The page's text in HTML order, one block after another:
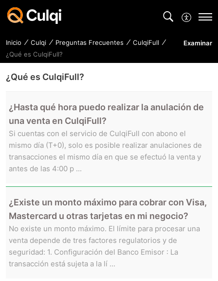
Inicio Culqi Preguntas Frecuentes
CulqiFull
¿Qué es CulqiFull?
Examinar
¿Qué es CulqiFull?
¿Hasta qué hora puedo realizar la anulación de
una venta en CulqiFull?
Si cuentas con el servicio de CulqiFull con abono el
mismo día (T+0), solo es posible realizar anulaciones de
transacciones el mismo día en que se efectuó la venta y
antes de las 4:00 p ...
¿Existe un monto máximo para cobrar con Visa,
Mastercard u otras tarjetas en mi negocio?
No existe un monto máximo. El límite para procesar una
venta depende de tres factores regulatorios y de
seguridad: 1. Configuración del Banco Emisor : La
transacción está sujeta a la lí ...